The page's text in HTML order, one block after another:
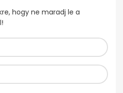
hogy ne maradj le a